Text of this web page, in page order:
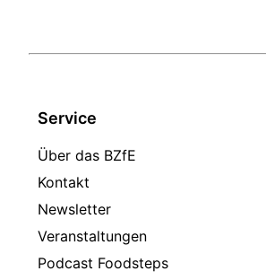
Service
Über das BZfE
Kontakt
Newsletter
Veranstaltungen
Podcast Foodsteps